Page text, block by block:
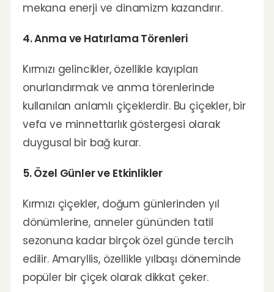
mekana enerji ve dinamizm kazandırır.
4. Anma ve Hatırlama Törenleri
Kırmızı gelincikler, özellikle kayıpları
onurlandırmak ve anma törenlerinde
kullanılan anlamlı çiçeklerdir. Bu çiçekler, bir
vefa ve minnettarlık göstergesi olarak
duygusal bir bağ kurar.
5. Özel Günler ve Etkinlikler
Kırmızı çiçekler, doğum günlerinden yıl
dönümlerine, anneler gününden tatil
sezonuna kadar birçok özel günde tercih
edilir. Amaryllis, özellikle yılbaşı döneminde
popüler bir çiçek olarak dikkat çeker.